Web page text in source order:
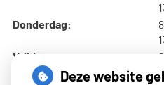
Donderdag:
Vrijdag:
Deze website